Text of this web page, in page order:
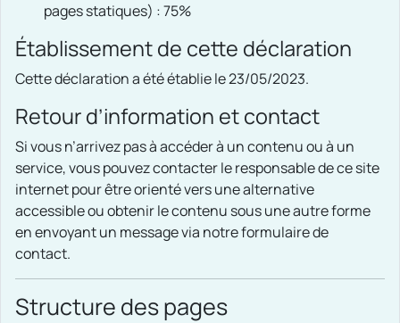
pages statiques) : 75%
Établissement de cette déclaration
Cette déclaration a été établie le 23/05/2023.
Retour d’information et contact
Si vous n’arrivez pas à accéder à un contenu ou à un
service, vous pouvez contacter le responsable de ce site
internet pour être orienté vers une alternative
accessible ou obtenir le contenu sous une autre forme
en envoyant un message via notre formulaire de
contact.
Structure des pages